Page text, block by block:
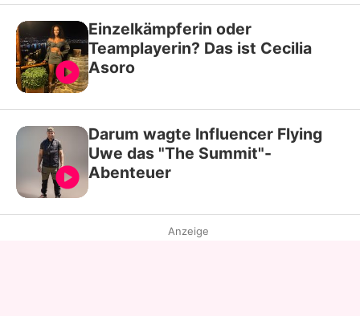
Einzelkämpferin oder
Teamplayerin? Das ist Cecilia
Asoro
Darum wagte Influencer Flying
Uwe das "The Summit"-
Abenteuer
Anzeige